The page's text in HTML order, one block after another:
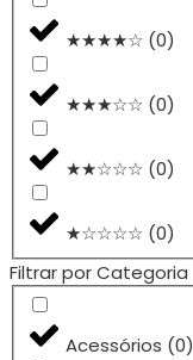
★★★★☆ (0)
★★★☆☆ (0)
★★☆☆☆ (0)
★☆☆☆☆ (0)
Filtrar por Categoria
Acessórios (0)